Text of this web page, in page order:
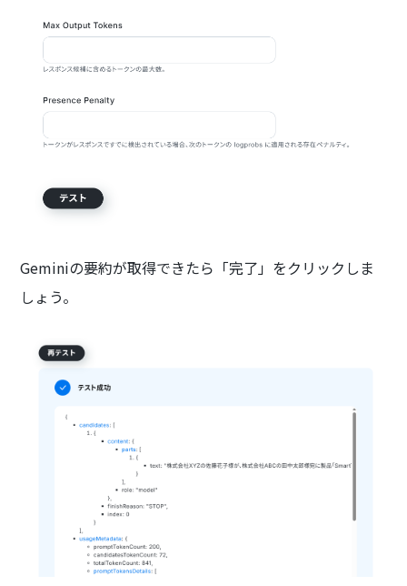
Geminiの要約が取得できたら「完了」をクリックしま
しょう。